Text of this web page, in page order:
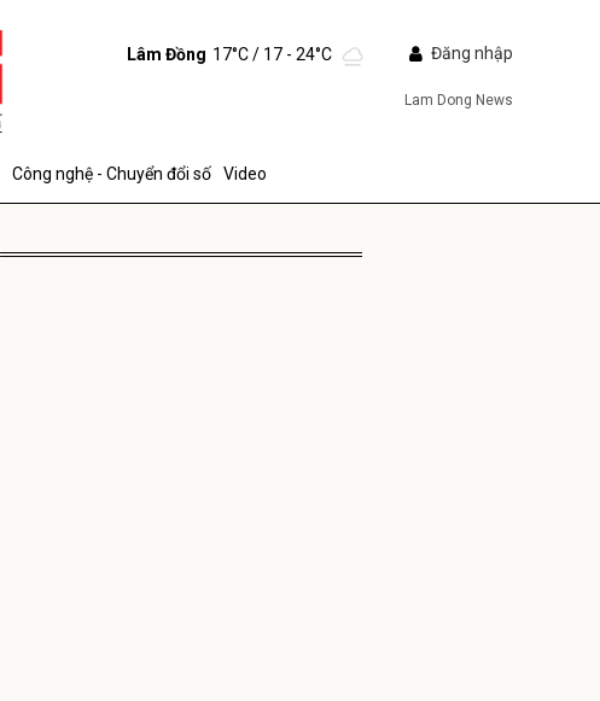
Lâm Đồng 17°C/ 17 - 24°C Đăng nhập
Lam Dong News
Công nghệ - Chuyển đổi số Video